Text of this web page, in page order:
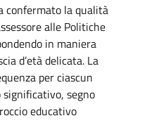
confermato la qualità
alle Politiche
in maniera
d’età delicata. La
per ciascun
segno
educativo